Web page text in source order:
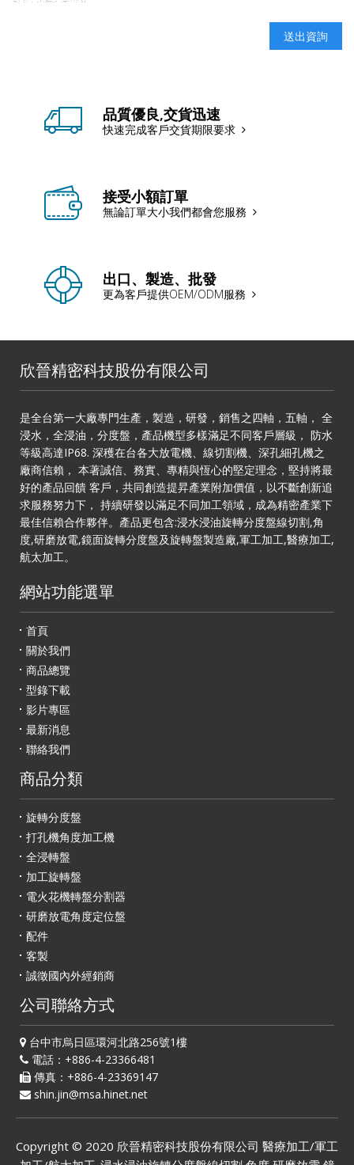
品質優良,交貨迅速
快速完成客戶交貨期限要求
接受小額訂單
無論訂單大小我們都會您服務
出口、製造、批發
更為客戶提供OEM/ODM服務
欣晉精密科技股份有限公司
是全台第一大廠專門生產，製造，研發，銷售之四軸，五軸， 全
浸水，全浸油，分度盤，產品機型多樣滿足不同客戶層級， 防水
等級高達IP68. 深穫在台各大放電機、線切割機、深孔細孔機之
廠商信賴， 本著誠信、務實、專精與恆心的堅定理念，堅持將最
好的產品回饋 客戶，共同創造提昇產業附加價值，以不斷創新追
求服務努力下， 持續研發以滿足不同加工領域，成為精密產業下
最佳信賴合作夥伴。產品更包含:浸水浸油旋轉分度盤線切割,角
度,研磨放電,鏡面旋轉分度盤及旋轉盤製造廠,軍工加工,醫療加工,
航太加工。
網站功能選單
首頁
關於我們
商品總覽
型錄下載
影片專區
最新消息
聯絡我們
商品分類
旋轉分度盤
打孔機角度加工機
全浸轉盤
加工旋轉盤
電火花機轉盤分割器
研磨放電角度定位盤
配件
客製
誠徵國內外經銷商
公司聯絡方式
台中市烏日區環河北路256號1樓
電話：+886-4-23366481
傳真：+886-4-23369147
shin.jin@msa.hinet.net
Copyright © 2020 欣晉精密科技股份有限公司 醫療加工/軍工